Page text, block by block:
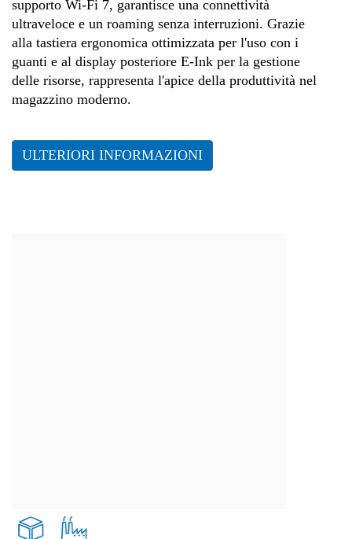
supporto Wi-Fi 7, garantisce una connettività
ultraveloce e un roaming senza interruzioni. Grazie
alla tastiera ergonomica ottimizzata per l'uso con i
guanti e al display posteriore E-Ink per la gestione
delle risorse, rappresenta l'apice della produttività nel
magazzino moderno.
ULTERIORI INFORMAZIONI